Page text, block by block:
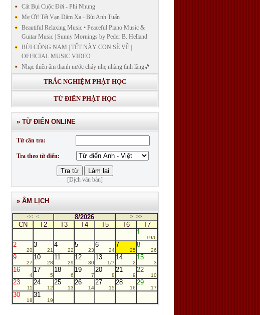
Cát Bụi Cuộc Đời - Phi Nhung
Mẹ Ơi! Tết Vạn Dặm Xa - Bùi Anh Tuấn
Beautiful Relaxing Music • Peaceful Piano Music &
Guitar Music | Sunny Mornings by Peder B. Helland
BÙI CÔNG NAM | TẾT NÀY CON SẼ VỀ |
OFFICIAL MUSIC VIDEO
Nhạc thiền âm thanh nước chảy nhẹ nhàng tĩnh lặng🎵
Nhạc thiền lặng tâm
KINH BẢN NGUYỆN CÔNG ĐỨC DƯỢC SƯ
LƯU LY QUANG NHƯ LAI"
GIẢNG GIẢI KINH DƯỢC SƯ - BÀI 14/ GIẢNG
GIẢI KINH BẢN NGUYỆN CÔNG ĐỨC DƯỢC
SƯ LƯU LY QUANG NHƯ LAI
GIẢNG GIẢI KINH DƯỢC SƯ
TRẮC NGHIỆM PHẬT HỌC
TỪ ĐIỂN PHẬT HỌC
» TỪ ĐIỂN ONLINE
Từ cần tra:
Tra theo từ điển:
[Dịch văn bản]
» ÂM LỊCH
<< < 8/2026 > >>
CN T2 T3 T4 T5 T6
T7
1
19/6
2
20
3
21
4
22
5
23
6
24
7
25
8
26
9
27
10
28
11
29
12
30
13
1/7
14
2
15
3
16
4
17
5
18
6
19
7
20
8
21
9
22
10
23
11
24
12
25
13
26
14
27
15
28
16
29
17
30
18
31
19